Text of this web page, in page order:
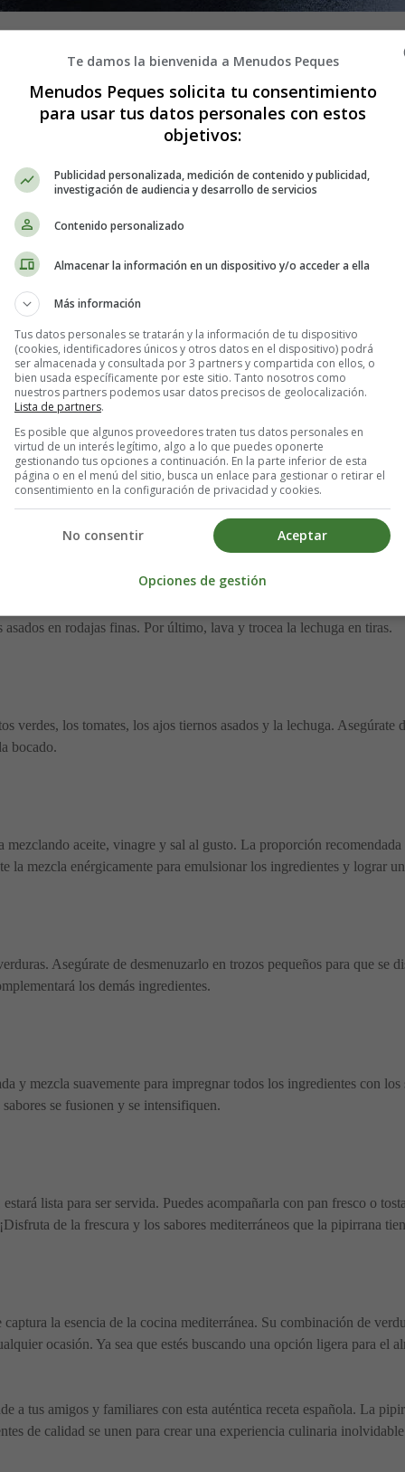
mundo por su variedad de sabores y la frescura de sus ingredientes.
y atún en conserva. En este artículo, te enseñaré cómo
en tu propio hogar.
es originaria de Andalucía, en el sur de España. Su
los días calurosos de verano
, ya que su combinación de
Luego, corta los pimientos verdes en juliana, asegurándote de
en rodajas finas. Por último, lava y trocea la lechuga en tiras.
verdes, los tomates, los ajos tiernos asados y la lechuga.
bocado.
aceite, vinagre y sal al gusto. La proporción
la mezcla enérgicamente para emulsionar los ingredientes y lograr
Asegúrate de desmenuzarlo en trozos pequeños para que se
los demás ingredientes.
y mezcla suavemente para impregnar todos los ingredientes con
se fusionen y se intensifiquen.
lista para ser servida. Puedes acompañarla con pan fresco o
de la frescura y los sabores mediterráneos que la pipirrana
la esencia de la cocina mediterránea. Su combinación de
ocasión. Ya sea que estés buscando una opción ligera para el
a tus amigos y familiares con esta auténtica receta española. La
de calidad se unen para crear una experiencia culinaria
Te damos la bienvenida a Menudos Peques
Menudos Peques solicita tu consentimiento
para usar tus datos personales con estos
objetivos:
Publicidad personalizada, medición de contenido y publicidad,
investigación de audiencia y desarrollo de servicios
Contenido personalizado
Almacenar la información en un dispositivo y/o acceder a ella
Más información
Tus datos personales se tratarán y la información de tu dispositivo
(cookies, identificadores únicos y otros datos en el dispositivo) podrá
ser almacenada y consultada por 3 partners y compartida con ellos, o
bien usada específicamente por este sitio. Tanto nosotros como
nuestros partners podemos usar datos precisos de geolocalización.
Lista de partners.
Es posible que algunos proveedores traten tus datos personales en
virtud de un interés legítimo, algo a lo que puedes oponerte
gestionando tus opciones a continuación. En la parte inferior de esta
página o en el menú del sitio, busca un enlace para gestionar o retirar el
consentimiento en la configuración de privacidad y cookies.
Aceptar
No consentir
Opciones de gestión